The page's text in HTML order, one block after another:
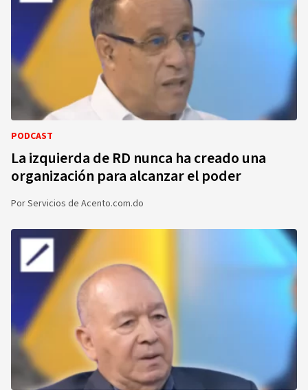
PODCAST
La izquierda de RD nunca ha creado una
organización para alcanzar el poder
PorServicios de Acento.com.do